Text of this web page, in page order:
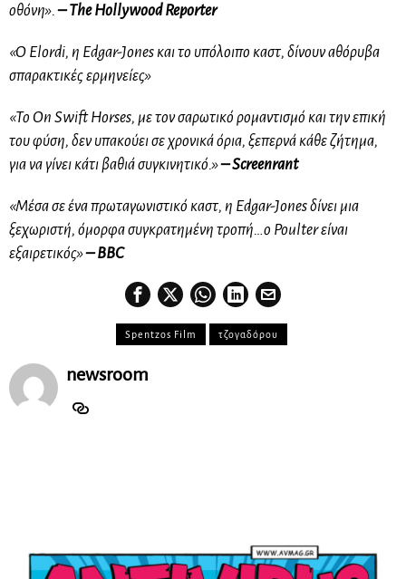
οθόνη».– The Hollywood Reporter
«Ο Elordi, η Edgar-Jones και το υπόλοιπο καστ, δίνουν αθόρυβα
σπαρακτικές ερμηνείες»
«Το On Swift Horses, με τον σαρωτικό ρομαντισμό και την επική
του φύση, δεν υπακούει σε χρονικά όρια, ξεπερνά κάθε ζήτημα,
για να γίνει κάτι βαθιά συγκινητικό.»– Screenrant
«Μέσα σε ένα πρωταγωνιστικό καστ, η Edgar-Jones δίνει μια
ξεχωριστή, όμορφα συγκρατημένη τροπή…ο Poulter είναι
εξαιρετικός»– BBC
Spentzos Film τζογαδόρου
newsroom